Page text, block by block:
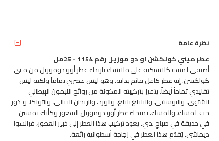
نظرة عامة
عطر ميني كولكشن او دو موزيل رقم 1154 - 25مل
أضيفي لمسة كلاسيكية على ملابسك بارتداء عطر أوو دوموزيل من ميني
كولكشن. إنه عطر كامل قائم بذاته. وهو ليس عصري تماماً ولكنه ليس
تقليدي تماماً أيضاً. يتميز بتركيبته المكونة من روائح الليمون الإيطالي
الشتوي، واليوسفي، واليلانغ يلانغ، والورد، والريحان الياباني، والتونكا، وبذور
حب المسك، والمسك. يمنحكِ عطر أوو دوموزيل الشعور وكأنك تمشين
في حديقة في صباحٍ ندي. يعود تركيب هذا العطر إلى خبير العطور، فرانسوا
ديماشي. يُقدّم هذا العطر في زجاجة أسطوانية رائعة.